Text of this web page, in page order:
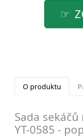
O produktu
Sada sekáčů
YT-0585 -